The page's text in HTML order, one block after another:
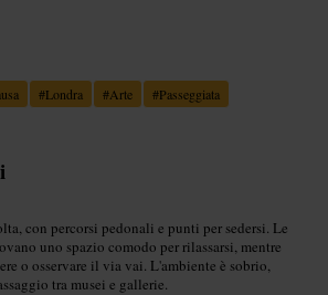
#Londra #Arte #Passeggiata
con percorsi pedonali e punti per sedersi. Le
uno spazio comodo per rilassarsi, mentre
o osservare il via vai. L'ambiente è sobrio,
tra musei e gallerie.